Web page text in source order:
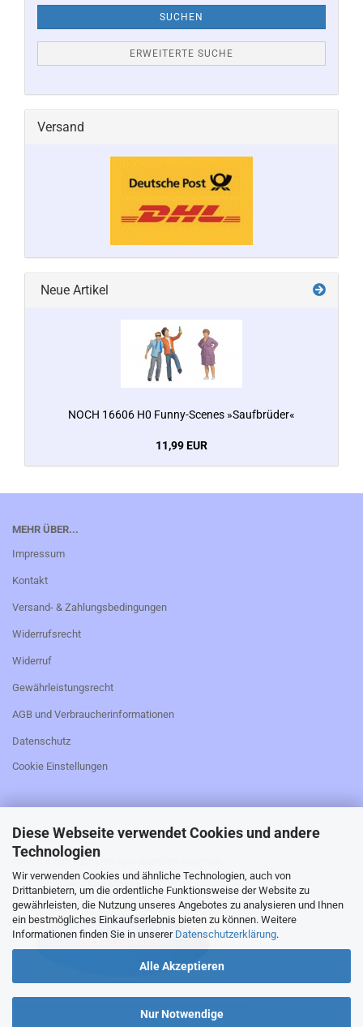
Diese Webseite verwendet Cookies und andere
Technologien
Wir verwenden Cookies und ähnliche Technologien, auch von
Drittanbietern, um die ordentliche Funktionsweise der Website zu
gewährleisten, die Nutzung unseres Angebotes zu analysieren und Ihnen
ein bestmögliches Einkaufserlebnis bieten zu können. Weitere
Informationen finden Sie in unserer Datenschutzerklärung.
Alle Akzeptieren
Nur Notwendige
SUCHEN
ERWEITERTE SUCHE
Versand
Neue Artikel
NOCH 16606 H0 Funny-Scenes »Saufbrüder«
11,99 EUR
MEHR ÜBER...
Impressum
Kontakt
Versand- & Zahlungsbedingungen
Widerrufsrecht
Widerruf
Gewährleistungsrecht
AGB und Verbraucherinformationen
Datenschutz
Cookie Einstellungen
_________________________________________________
Falls Sie den Kaufvertrag widerrufen möchten,
bitte hier klicken: